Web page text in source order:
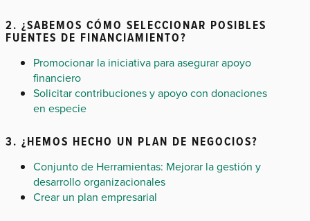
2. ¿SABEMOS CÓMO SELECCIONAR POSIBLES
FUENTES DE FINANCIAMIENTO?
Promocionar la iniciativa para asegurar apoyo
financiero
Solicitar contribuciones y apoyo con donaciones
en especie
3. ¿HEMOS HECHO UN PLAN DE NEGOCIOS?
Conjunto de Herramientas: Mejorar la gestión y
desarrollo organizacionales
Crear un plan empresarial